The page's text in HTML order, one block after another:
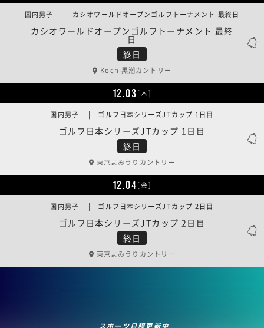
終日
カシオワールドオープンゴルフトーナメント 最終
日
国内男子 | カシオワールドオープンゴルフトーナメント 最終日
Kochi黒潮カントリー
12.03[木]
終日
ゴルフ日本シリーズJTカップ 1日目
国内男子 | ゴルフ日本シリーズJTカップ 1日目
東京よみうりカントリー
12.04[金]
終日
ゴルフ日本シリーズJTカップ 2日目
国内男子 | ゴルフ日本シリーズJTカップ 2日目
東京よみうりカントリー
スポーツ日程更新中